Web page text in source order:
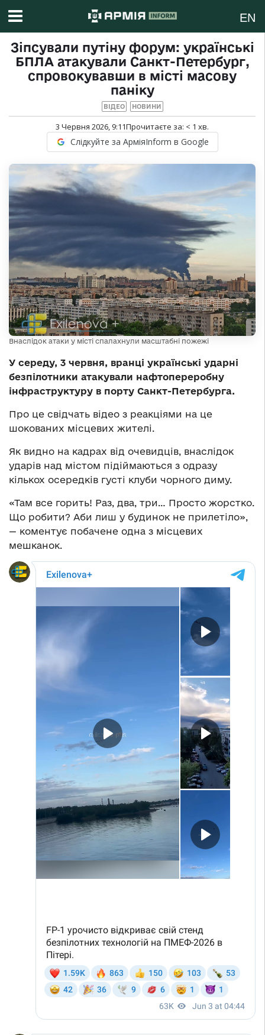
EN
Зіпсували путіну форум: українські
БПЛА атакували Санкт-Петербург,
спровокувавши в місті масову
паніку
ВІДЕО НОВИНИ
3 Червня 2026, 9:11Прочитаєте за: < 1 хв.
Слідкуйте за АрміяInform в Google
Внаслідок атаки у місті спалахнули масштабні пожежі
У середу, 3 червня, вранці українські ударні
безпілотники атакували нафтопереробну
інфраструктуру в порту Санкт-Петербурга.
Про це свідчать відео з реакціями на це
шокованих місцевих жителі.
Як видно на кадрах від очевидців, внаслідок
ударів над містом підіймаються з одразу
кількох осередків густі клуби чорного диму.
«Там все горить! Раз, два, три… Просто жорстко.
Що робити? Аби лиш у будинок не прилетіло»,
— коментує побачене одна з місцевих
мешканок.